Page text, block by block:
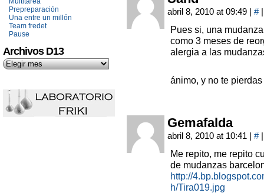
Prepreparación
Una entre un millón
Team fredet
Pause
Archivos D13
abril 8, 2010 at 09:49 | # |
Pues si, una
como 3 meses de
alergia a las
ánimo, y no te
Gemafalda
abril 8, 2010 at 10:41 | # |
Me repito, me repito
de mudanzas
http://
h/Tira019.jpg